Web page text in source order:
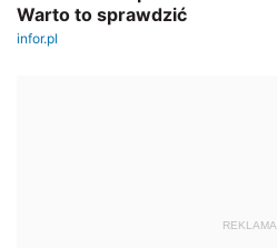
REKLAMA